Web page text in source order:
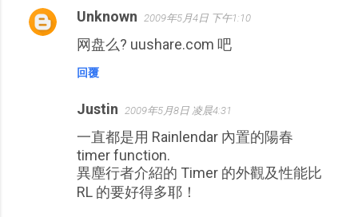
Unknown 2009年5月4日 下午1:10
网盘么? uushare.com 吧
回覆
Justin 2009年5月8日 凌晨4:31
一直都是用 Rainlendar 內置的陽春
timer function.
異塵行者介紹的 Timer 的外觀及性能比
RL 的要好得多耶！